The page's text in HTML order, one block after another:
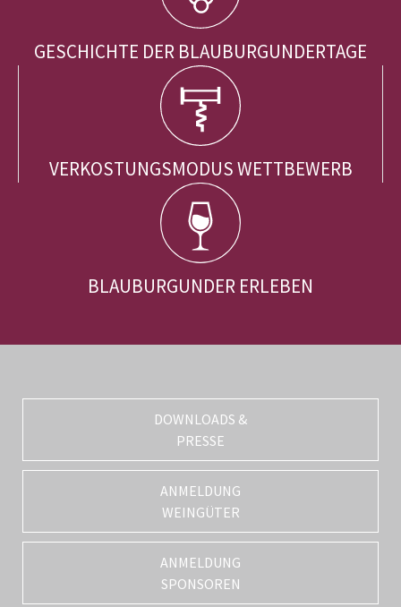
GESCHICHTE DER BLAUBURGUNDERTAGE
VERKOSTUNGSMODUS WETTBEWERB
BLAUBURGUNDER ERLEBEN
DOWNLOADS &
PRESSE
ANMELDUNG
WEINGÜTER
ANMELDUNG
SPONSOREN